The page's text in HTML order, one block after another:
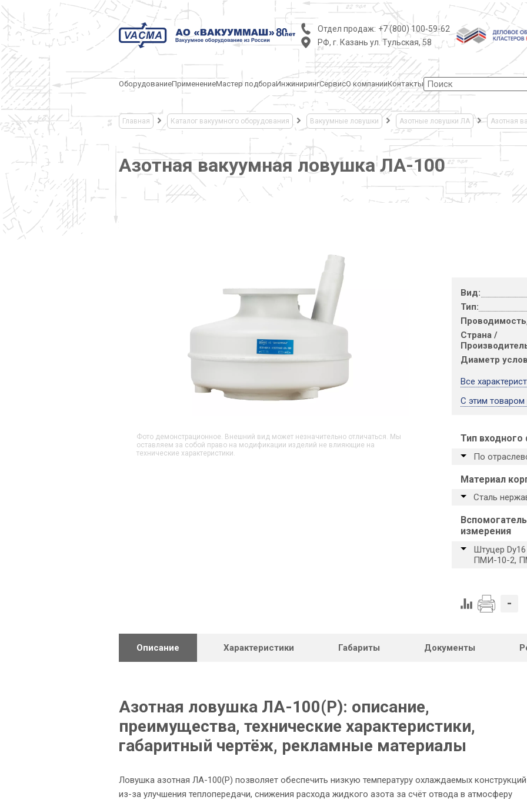
Отдел продаж: +7 (800) 100-59-62
РФ, г. Казань ул. Тульская, 58
ОборудованиеПрименениеМастер подбораИнжинирингСервисО компанииКонтакты
Главная Каталог вакуумного оборудования Вакуумные ловушки Азотные ловушки ЛА Азотная
Азотная вакуумная ловушка ЛА-100
Фото демонстрационное. Внешний вид может незначительно отличаться. Мы
оставляем за собой право на модификации изделий не влияющие на
технические характеристики.
Вид:
Тип:
Страна /
Диаметр
Все
С этим
Тип входного
По
Материал
Сталь
измерения
Штуцер
ПМИ-10-2,
-
Описание Характеристики Габариты Документы
Азотная ловушка ЛА-100(Р): описание,
преимущества, технические характеристики,
габаритный чертёж, рекламные материалы
Ловушка азотная ЛА-100(Р) позволяет обеспечить низкую температуру охлаждаемых конструкций
из-за улучшения теплопередачи, снижения расхода жидкого азота за счёт отвода в атмосферу